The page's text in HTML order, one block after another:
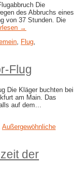
Die
des Abbruchs eines
von 37 Stunden. Die
→
Flug
​Flug
Die Kläger buchten bei
am Main. Das
auf dem…
Außergewöhnliche
der